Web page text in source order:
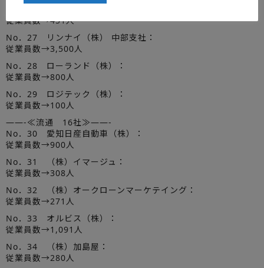
従業員数→451人
No．27 リンナイ（株） 中部支社：
従業員数→3,500人
No．28 ローランド（株）：
従業員数→800人
No．29 ロジテック（株）：
従業員数→100人
——-≪流通 16社≫——-
No．30 愛知日産自動車（株）：
従業員数→900人
No．31 （株）イマージュ：
従業員数→308人
No．32 （株）オークローンマーケテイング：
従業員数→271人
No．33 オルビス（株）：
従業員数→1,091人
No．34 （株）加島屋：
従業員数→280人